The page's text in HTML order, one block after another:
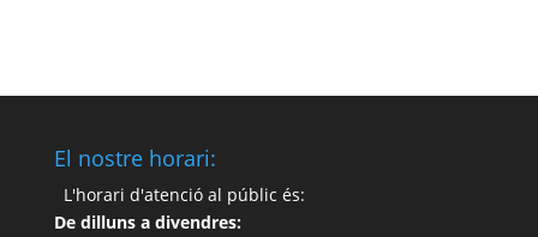
El nostre horari:
L'horari d'atenció al públic és:
De dilluns a divendres: